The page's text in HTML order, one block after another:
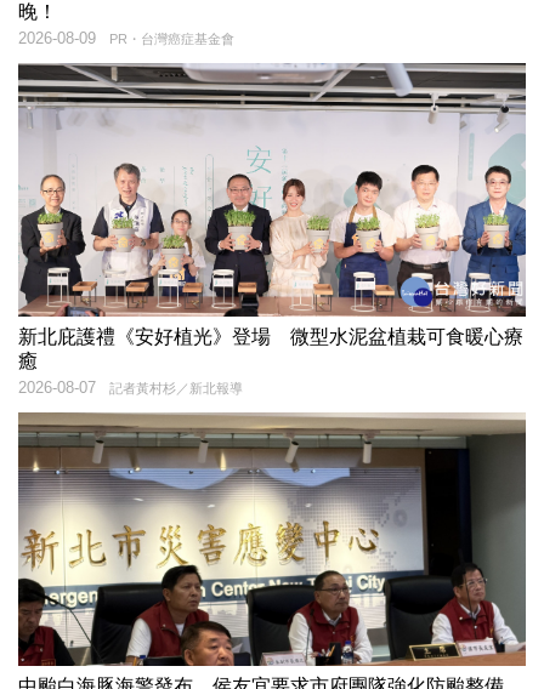
晚！
PR・台灣癌症基金會
2026-08-09
新北庇護禮《安好植光》登場 微型水泥盆植栽可食暖心療
癒
記者黃村杉／新北報導
2026-08-07